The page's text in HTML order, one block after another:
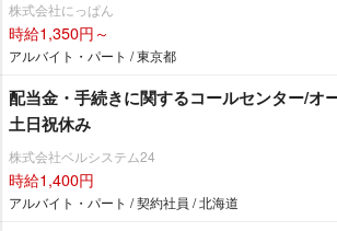
株式会社にっぱん
時給1,350円～
アルバイト・パート / 東京都
配当金・手続きに関するコールセンター/オ
土日祝休み
株式会社ベルシステム24
時給1,400円
アルバイト・パート / 契約社員 / 北海道